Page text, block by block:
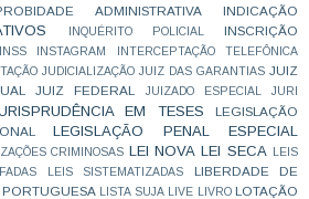
ADMINISTRATIVA
INDICAÇÃO
INQUÉRITO POLICIAL
INSCRIÇÃO
INSS INSTAGRAM INTERCEPTAÇÃO TELEFÔNICA
JUDICIALIZAÇÃO JUIZ DAS GARANTIAS JUIZ
JUIZ FEDERAL JUIZADO ESPECIAL JURI
EM TESES
LEGISLAÇÃO
LEGISLAÇÃO PENAL ESPECIAL
CRIMINOSAS LEI NOVA LEI SECA
LEIS
LEIS SISTEMATIZADAS
LIBERDADE DE
LISTA SUJA LIVE LIVRO LOTAÇÃO